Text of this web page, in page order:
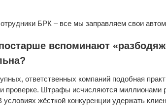
БРК – все мы заправляем свои
вспоминают
ответственных компаний подобная
проверке. Штрафы исчисляются миллионами
условиях жёсткой конкуренции удержать